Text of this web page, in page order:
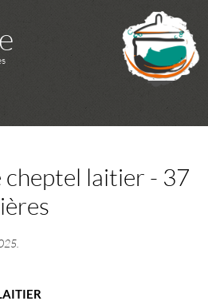
cheptel laitier - 37